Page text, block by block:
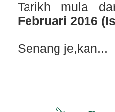
Tarikh mula
Februari 2016
Senang je,kan...